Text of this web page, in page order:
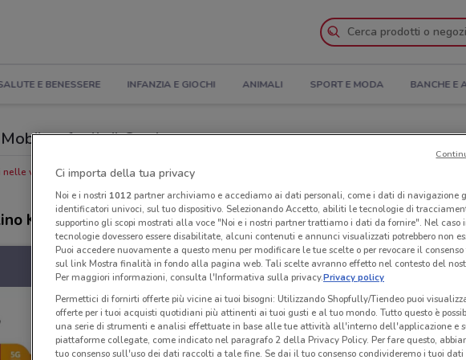
E BENESSERE INFANZIA E GIOCHI ANIMALI SPORT E MODA BANCHE E
sfoglia il Catalogo
nelle vicinanze Negozi Kena Mobile nelle vicinanze
Kena Mobile
Ci importa della tua privacy
Noi e i nostri 1012partner archiviamo e accediamo ai dati personali, come i dati di navigazione
identificatori univoci, sul tuo dispositivo. Selezionando Accetto, abiliti le tecnologie di
supportino gli scopi mostrati alla voce "Noi e i nostri partner trattiamo i dati da fornire". Nel caso
tecnologie dovessero essere disabilitate, alcuni contenuti e annunci visualizzati potrebbero non
Puoi accedere nuovamente a questo menu per modificare le tue scelte o per revocare il
sul link Mostra finalità in fondo alla pagina web. Tali scelte avranno effetto nel contesto del
Per maggiori informazioni, consulta l'Informativa sulla privacy.Privacy policy
Permettici di fornirti offerte più vicine ai tuoi bisogni: Utilizzando Shopfully/Tiendeo puoi
offerte per i tuoi acquisti quotidiani più attinenti ai tuoi gusti e al tuo mondo. Tutto questo è
una serie di strumenti e analisi effettuate in base alle tue attività all'interno dell'applicazione e
piattaforme collegate, come indicato nel paragrafo 2 della Privacy Policy. Per fare questo,
tuo consenso sull'uso dei dati raccolti a tale fine. Se dai il tuo consenso condivideremo i tuoi dati